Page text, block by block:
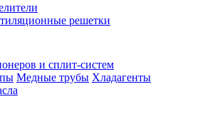
решетки
и сплит-систем
Медные трубы Хладагенты